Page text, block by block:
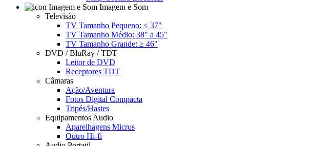
Imagem e Som
Televisão
TV Tamanho Pequeno: ≤ 37"
TV Tamanho Médio: 38" a 45"
TV Tamanho Grande: ≥ 46"
DVD / BluRay / TDT
Leitor de DVD
Receptores TDT
Câmaras
Ação/Aventura
Fotos Digital Compacta
Tripés/Hastes
Equipamentos Audio
Aparelhagens Micros
Outro Hi-fi